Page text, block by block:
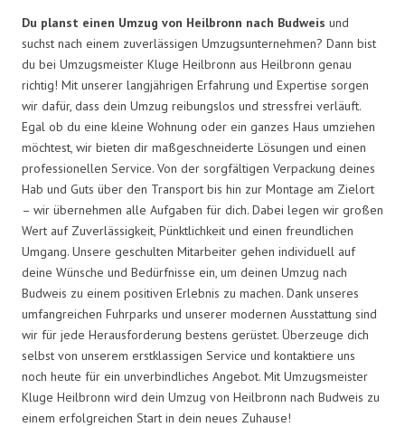
Du planst einen Umzug von Heilbronn nach Budweis und
suchst nach einem zuverlässigen Umzugsunternehmen? Dann bist
du bei Umzugsmeister Kluge Heilbronn aus Heilbronn genau
richtig! Mit unserer langjährigen Erfahrung und Expertise sorgen
wir dafür, dass dein Umzug reibungslos und stressfrei verläuft.
Egal ob du eine kleine Wohnung oder ein ganzes Haus umziehen
möchtest, wir bieten dir maßgeschneiderte Lösungen und einen
professionellen Service. Von der sorgfältigen Verpackung deines
Hab und Guts über den Transport bis hin zur Montage am Zielort
– wir übernehmen alle Aufgaben für dich. Dabei legen wir großen
Wert auf Zuverlässigkeit, Pünktlichkeit und einen freundlichen
Umgang. Unsere geschulten Mitarbeiter gehen individuell auf
deine Wünsche und Bedürfnisse ein, um deinen Umzug nach
Budweis zu einem positiven Erlebnis zu machen. Dank unseres
umfangreichen Fuhrparks und unserer modernen Ausstattung sind
wir für jede Herausforderung bestens gerüstet. Überzeuge dich
selbst von unserem erstklassigen Service und kontaktiere uns
noch heute für ein unverbindliches Angebot. Mit Umzugsmeister
Kluge Heilbronn wird dein Umzug von Heilbronn nach Budweis zu
einem erfolgreichen Start in dein neues Zuhause!